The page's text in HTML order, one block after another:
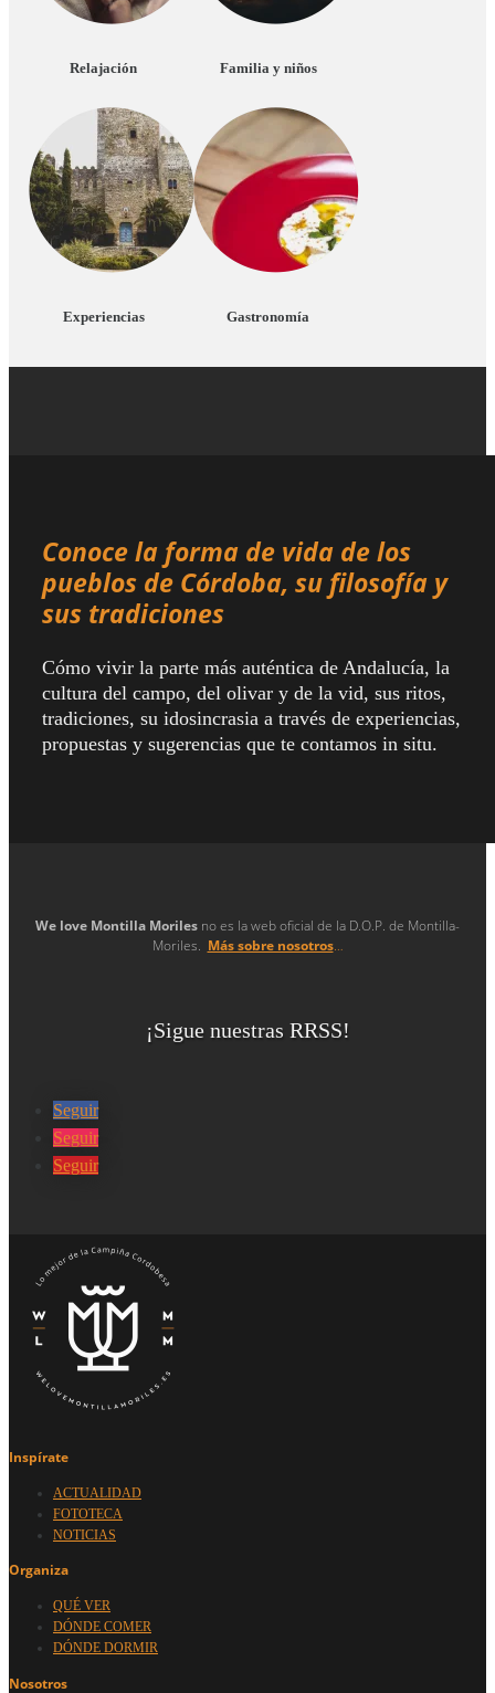
Relajación Familia y niños
Experiencias Gastronomía
Conoce la forma de vida de los
pueblos de Córdoba, su filosofía y
sus tradiciones
Cómo vivir la parte más auténtica de Andalucía, la
cultura del campo, del olivar y de la vid, sus ritos,
tradiciones, su idosincrasia a través de experiencias,
propuestas y sugerencias que te contamos in situ.
We love Montilla Moriles no es la web oficial de la D.O.P. de Montilla-
Moriles. Más sobre nosotros…
¡Sigue nuestras RRSS!
Seguir
Seguir
Seguir
Inspírate
ACTUALIDAD
FOTOTECA
NOTICIAS
Organiza
QUÉ VER
DÓNDE COMER
DÓNDE DORMIR
Nosotros